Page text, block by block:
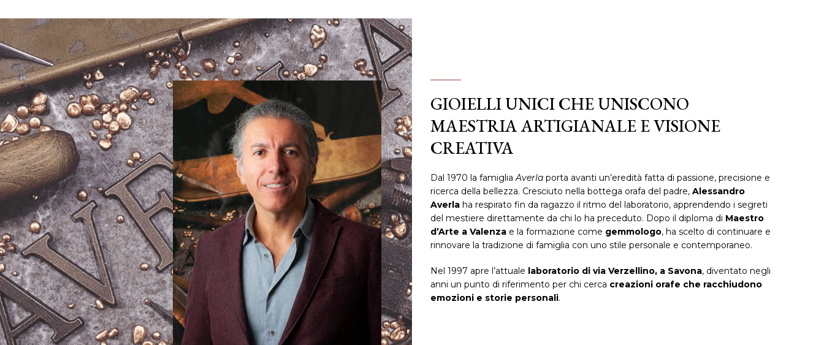
GIOIELLI UNICI CHE UNISCONO
MAESTRIA ARTIGIANALE E VISIONE
CREATIVA
Dal 1970 la famigliaAverla porta avanti un’eredità fatta di passione, precisione e
ricerca della bellezza. Cresciuto nella bottega orafa del padre, Alessandro
Averla ha respirato fin da ragazzo il ritmo del laboratorio, apprendendo i segreti
del mestiere direttamente da chi lo ha preceduto. Dopo il diploma di Maestro
d’Arte a Valenza e la formazione come gemmologo, ha scelto di continuare e
rinnovare la tradizione di famiglia con uno stile personale e contemporaneo.
Nel 1997 apre l’attuale laboratorio di via Verzellino, a Savona, diventato negli
anni un punto di riferimento per chi cerca creazioni orafe che racchiudono
emozioni e storie personali.